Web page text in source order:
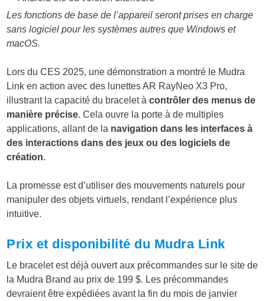
Les fonctions de base de l’appareil seront prises en charge
sans logiciel pour les systèmes autres que Windows et
macOS.
Lors du CES 2025, une démonstration a montré le Mudra
Link en action avec des lunettes AR RayNeo X3 Pro,
illustrant la capacité du bracelet à contrôler des menus de
manière précise. Cela ouvre la porte à de multiples
applications, allant de la navigation dans les interfaces à
des interactions dans des jeux ou des logiciels de
création.
La promesse est d’utiliser des mouvements naturels pour
manipuler des objets virtuels, rendant l’expérience plus
intuitive.
Prix et disponibilité du Mudra Link
Le bracelet est déjà ouvert aux précommandes sur le site de
la Mudra Brand au prix de 199 $. Les précommandes
devraient être expédiées avant la fin du mois de janvier